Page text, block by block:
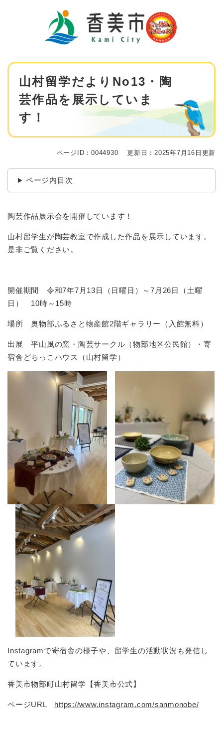
本
山村留学だよりNo13・陶
芸作品を展示していま
す！
ページID：0044930 更新日：2025年7月16日更新
ページ内目次
陶芸作品展示会を開催しています！
山村留学生が陶芸教室で作成した作品を展示しています。
是非ご覧ください。
開催期間 令和7年7月13日（日曜日）～7月26日（土曜
日） 10時～15時
場所 奥物部ふるさと物産館2階ギャラリー（入館無料）
出展 平山風の窯・陶芸サークル（物部地区公民館）・寄
宿舎どちっこハウス（山村留学）
Instagramで寄宿舎の様子や、留学生の活動状況も発信し
ています。
香美市物部町山村留学【香美市公式】
ページURL https://www.instagram.com/sanmonobe/